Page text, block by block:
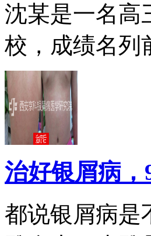
沈某是一名高
校，成绩名列
治好银屑病
都说银屑病是